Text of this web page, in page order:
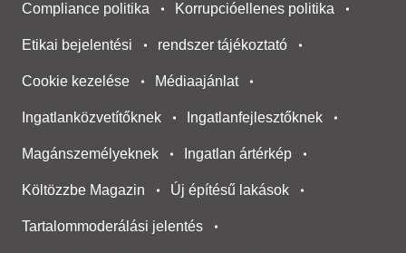
Compliance politika Korrupcióellenes politika
Etikai bejelentési rendszer tájékoztató
Cookie kezelése Médiaajánlat
Ingatlanközvetítőknek Ingatlanfejlesztőknek
Magánszemélyeknek Ingatlan ártérkép
Költözzbe Magazin Új építésű lakások
Tartalommoderálási jelentés